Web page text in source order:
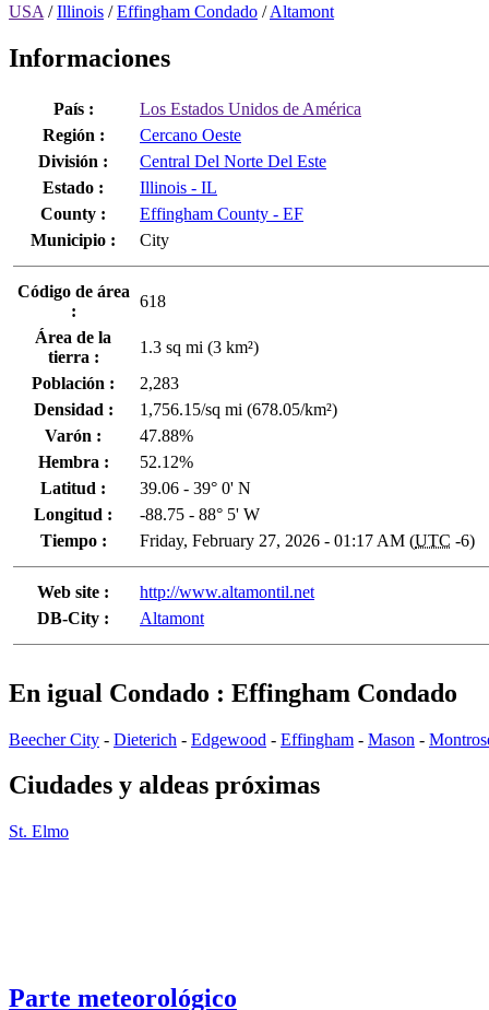
USA /Illinois /Effingham Condado /Altamont
Informaciones
País :
Los Estados Unidos de América
Región :
Cercano Oeste
División :
Central Del Norte Del Este
Estado :
Illinois - IL
County :
Effingham County - EF
Municipio :
City
Código de área
:
618
Área de la
tierra :
1.3 sq mi (3 km²)
Población :
2,283
Densidad :
1,756.15/sq mi (678.05/km²)
Varón :
47.88%
Hembra :
52.12%
Latitud :
39.06 - 39° 0' N
Longitud :
-88.75 - 88° 5' W
Tiempo :
Friday, February 27, 2026 - 01:17 AM (UTC -6)
Web site :
http://www.altamontil.net
DB-City :
Altamont
En igual Condado : Effingham Condado
Beecher City - Dieterich - Edgewood - Effingham - Mason -
Ciudades y aldeas próximas
St. Elmo
Parte meteorológico